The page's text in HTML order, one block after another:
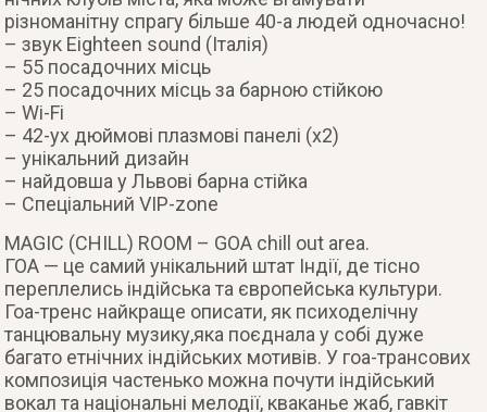
різноманітну спрагу більше 40-а людей одночасно!
– звук Eighteen sound (Італія)
– 55 посадочних місць
– 25 посадочних місць за барною стійкою
– Wi-Fi
– 42-ух дюймові плазмові панелі (x2)
– унікальний дизайн
– найдовша у Львові барна стійка
– Спеціальний VIP-zone
MAGIC (CHILL) ROOM – GOA chill out area.
ГОА — це самий унікальний штат Індії, де тісно
переплелись індійська та європейська культури.
Гоа-тренс найкраще описати, як психоделічну
танцювальну музику,яка поєднала у собі дуже
багато етнічних індійських мотивів. У гоа-трансових
композиція частенько можна почути індійський
вокал та національні мелодії, кваканье жаб, гавкіт